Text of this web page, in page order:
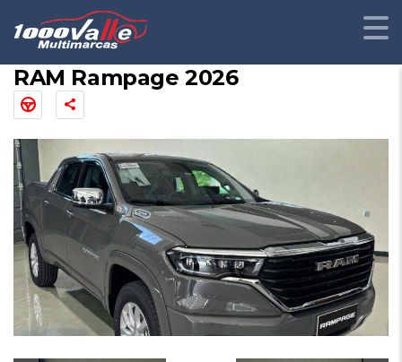
RAM Rampage 2026